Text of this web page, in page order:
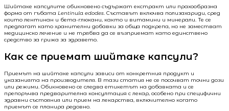
Шийтаке капсулите обикновено съдържат екстракт или прахообразна
форма от гъбата Lentinula edodes. Съставът включва полизахариди, сред
които лентинан и бета-глюкани, както и витамини и минерали. Те се
предлагат като хранителни добавки за обща подкрепа, но не заместват
медицинско лечение и не трябва да се възприемат като единствено
средство за грижа за здравето.
Как се приемат шийтаке капсули?
Приемът на шийтаке капсули зависи от конкретния продукт и
указанията на производителя. В тази статия не се посочват точни дози
или режими. Обикновено се следва етикетът на добавката и се
препоръчва предварителна консултация с лекар, особено при специфични
здравни състояния или прием на лекарства, включително когато
приемът се планира редовно.